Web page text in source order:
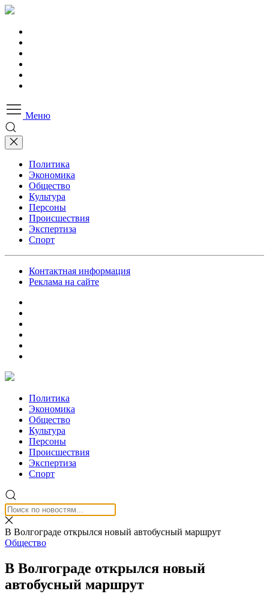
Меню
Политика
Экономика
Общество
Культура
Персоны
Происшествия
Экспертиза
Спорт
Контактная информация
Реклама на сайте
Политика
Экономика
Общество
Культура
Персоны
Происшествия
Экспертиза
Спорт
В Волгограде открылся новый автобусный маршрут
Общество
В Волгограде открылся новый
автобусный маршрут